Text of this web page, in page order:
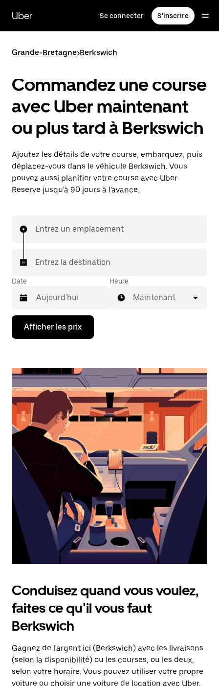
contenu
principal
Uber Se connecter S'inscrire
Grande-Bretagne>Berkswich
Commandez une course
avec Uber maintenant
ou plus tard à Berkswich
Ajoutez les détails de votre course, embarquez, puis
déplacez-vous dans le véhicule Berkswich. Vous
pouvez aussi planifier votre course avec Uber
Reserve jusqu'à 90 jours à l'avance.
Entrez un emplacement
Entrez la destination
Date
Appuyez
la
bas
interagir
avec
calendrier
et
sélectionner
une
date.
Appuyez
d'échappement
pour
fermer
calendrier.
Heure
Maintenant
Afficher les prix
Conduisez quand vous voulez,
faites ce qu'il vous faut
Berkswich
Gagnez de l'argent ici (Berkswich) avec les livraisons
(selon la disponibilité) ou les courses, ou les deux,
selon votre horaire. Vous pouvez utiliser votre propre
voiture ou choisir une voiture de location avec Uber.